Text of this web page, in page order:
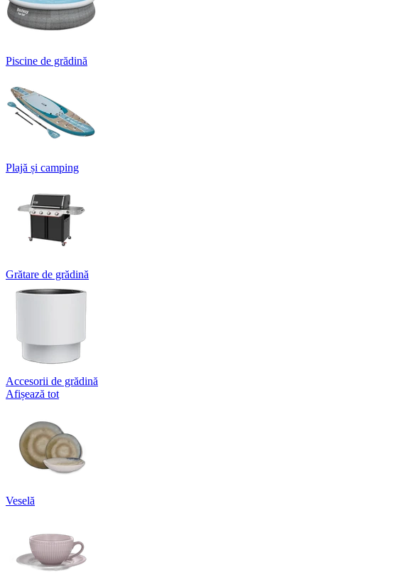
Piscine de grădină
Plajă și camping
Grătare de grădină
Accesorii de grădină
Afișează tot
Veselă